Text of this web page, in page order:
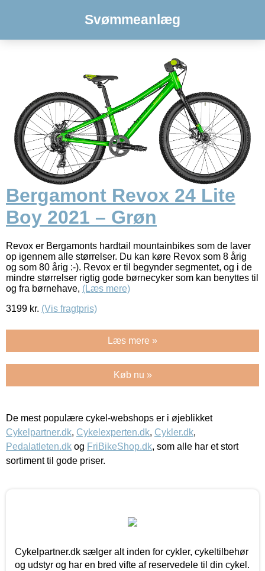
Svømmeanlæg
Bergamont Revox 24 Lite
Boy 2021 – Grøn
Revox er Bergamonts hardtail mountainbikes som de laver
op igennem alle størrelser. Du kan køre Revox som 8 årig
og som 80 årig :-). Revox er til begynder segmentet, og i de
mindre størrelser rigtig gode børnecyker som kan benyttes til
og fra børnehave, (Læs mere)
3199 kr. (Vis fragtpris)
Læs mere »
Køb nu »
De mest populære cykel-webshops er i øjeblikket
Cykelpartner.dk, Cykelexperten.dk, Cykler.dk,
Pedalatleten.dk og FriBikeShop.dk, som alle har et stort
sortiment til gode priser.
Cykelpartner.dk sælger alt inden for cykler, cykeltilbehør
og udstyr og har en bred vifte af reservedele til din cykel.